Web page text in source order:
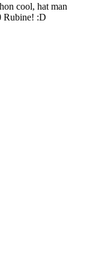
cool, hat man
Rubine! :D